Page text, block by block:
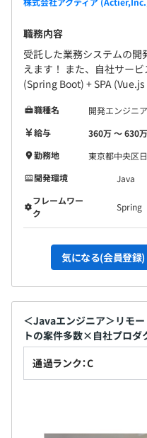
職務内容
受託した業務システムの
えます！ また、自社サー
(Spring Boot) + SPA
職種名
開発エンジニア
給与
360万 〜 630
勤務地
東京都中央区
開発環境
Java
フレームワー
ク
Spring
気になる(会員登録)
＜Javaエンジニア＞リモ
トの案件多数×自社プロダ
通過ランク：C